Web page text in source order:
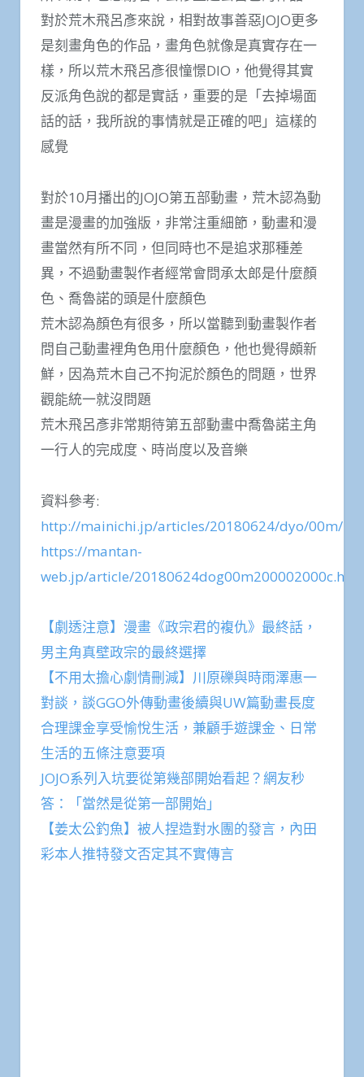
對於荒木飛呂彥來說，相對故事善惡JOJO更多
是刻畫角色的作品，畫角色就像是真實存在一
樣，所以荒木飛呂彥很憧憬DIO，他覺得其實
反派角色說的都是實話，重要的是「去掉場面
話的話，我所說的事情就是正確的吧」這樣的
感覺
對於10月播出的JOJO第五部動畫，荒木認為動
畫是漫畫的加強版，非常注重細節，動畫和漫
畫當然有所不同，但同時也不是追求那種差
異，不過動畫製作者經常會問承太郎是什麼顏
色、喬魯諾的頭是什麼顏色
荒木認為顏色有很多，所以當聽到動畫製作者
問自己動畫裡角色用什麼顏色，他也覺得頗新
鮮，因為荒木自己不拘泥於顏色的問題，世界
觀能統一就沒問題
荒木飛呂彥非常期待第五部動畫中喬魯諾主角
一行人的完成度、時尚度以及音樂
資料參考:
http://mainichi.jp/articles/20180624/dyo/00m/
https://mantan-
web.jp/article/
【劇透注意】漫畫《政宗君的複仇》最終話，
男主角真壁政宗的最終選擇
【不用太擔心劇情刪減】川原礫與時雨澤惠一
對談，談GGO外傳動畫後續與UW篇動畫長度
合理課金享受愉悅生活，兼顧手遊課金、日常
生活的五條注意要項
JOJO系列入坑要從第幾部開始看起？網友秒
答：「當然是從第一部開始」
【姜太公釣魚】被人捏造對水團的發言，內田
彩本人推特發文否定其不實傳言